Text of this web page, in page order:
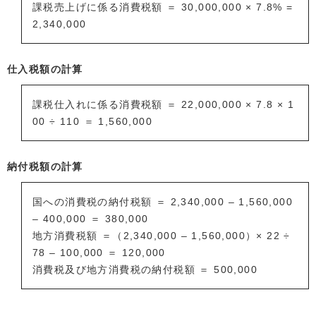
課税売上げに係る消費税額 ＝ 30,000,000 × 7.8% =
2,340,000
仕入税額の計算
課税仕入れに係る消費税額 ＝ 22,000,000 × 7.8 × 1
00 ÷ 110 ＝ 1,560,000
納付税額の計算
国への消費税の納付税額 ＝ 2,340,000 – 1,560,000
– 400,000 ＝ 380,000
地方消費税額 ＝（2,340,000 – 1,560,000）× 22 ÷
78 – 100,000 ＝ 120,000
消費税及び地方消費税の納付税額 ＝ 500,000